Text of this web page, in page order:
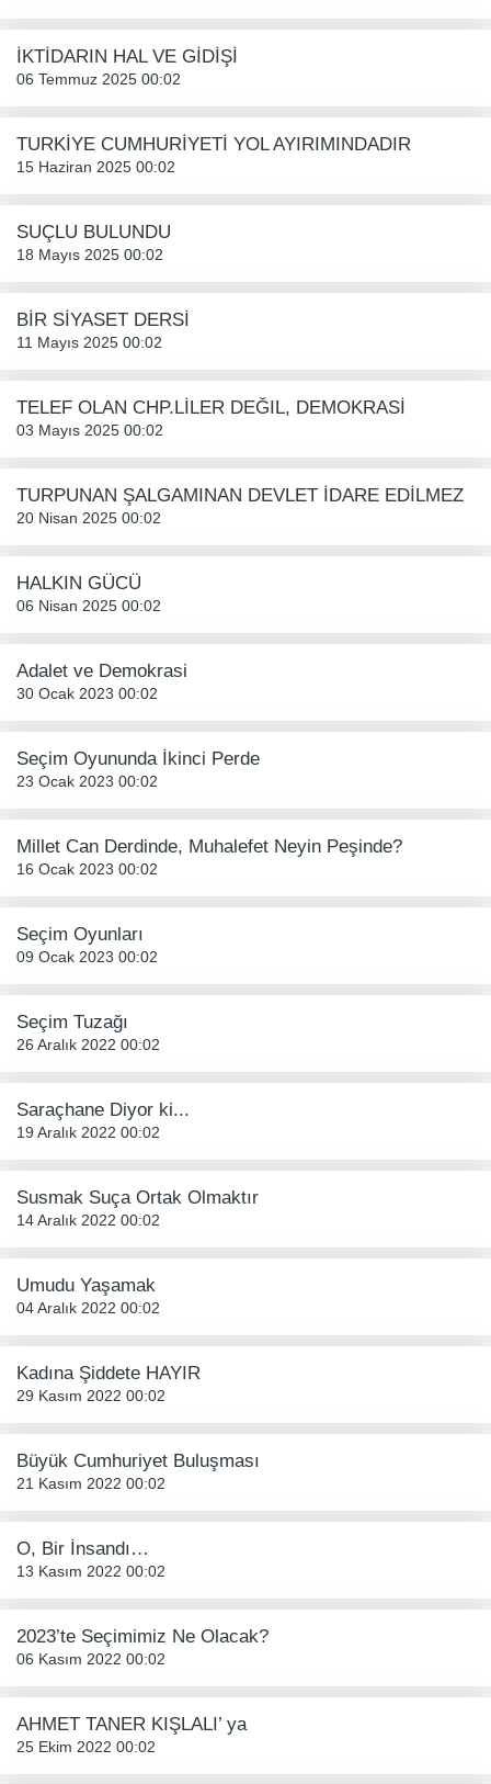
İKTİDARIN HAL VE GİDİŞİ
06 Temmuz 2025 00:02
TURKİYE CUMHURİYETİ YOL AYIRIMINDADIR
15 Haziran 2025 00:02
SUÇLU BULUNDU
18 Mayıs 2025 00:02
BİR SİYASET DERSİ
11 Mayıs 2025 00:02
TELEF OLAN CHP.LİLER DEĞIL, DEMOKRASİ
03 Mayıs 2025 00:02
TURPUNAN ŞALGAMINAN DEVLET İDARE EDİLMEZ
20 Nisan 2025 00:02
HALKIN GÜCÜ
06 Nisan 2025 00:02
Adalet ve Demokrasi
30 Ocak 2023 00:02
Seçim Oyununda İkinci Perde
23 Ocak 2023 00:02
Millet Can Derdinde, Muhalefet Neyin Peşinde?
16 Ocak 2023 00:02
Seçim Oyunları
09 Ocak 2023 00:02
Seçim Tuzağı
26 Aralık 2022 00:02
Saraçhane Diyor ki...
19 Aralık 2022 00:02
Susmak Suça Ortak Olmaktır
14 Aralık 2022 00:02
Umudu Yaşamak
04 Aralık 2022 00:02
Kadına Şiddete HAYIR
29 Kasım 2022 00:02
Büyük Cumhuriyet Buluşması
21 Kasım 2022 00:02
O, Bir İnsandı…
13 Kasım 2022 00:02
2023’te Seçimimiz Ne Olacak?
06 Kasım 2022 00:02
AHMET TANER KIŞLALI’ ya
25 Ekim 2022 00:02